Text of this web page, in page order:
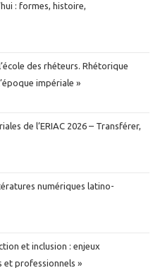
: formes, histoire,
des rhéteurs. Rhétorique
impériale »
de l’ERIAC 2026 – Transférer,
numériques latino-
et inclusion : enjeux
et professionnels »